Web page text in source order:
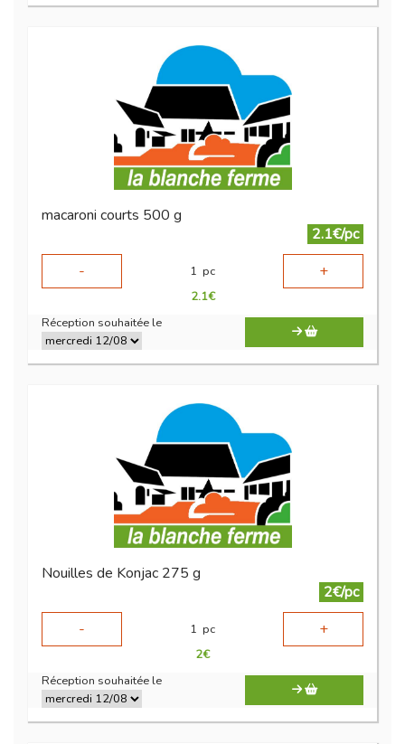
macaroni courts 500 g
2.1€/pc
-
1 pc +
2.1€
Réception souhaitée le
Nouilles de Konjac 275 g
2€/pc
-
1 pc +
2€
Réception souhaitée le